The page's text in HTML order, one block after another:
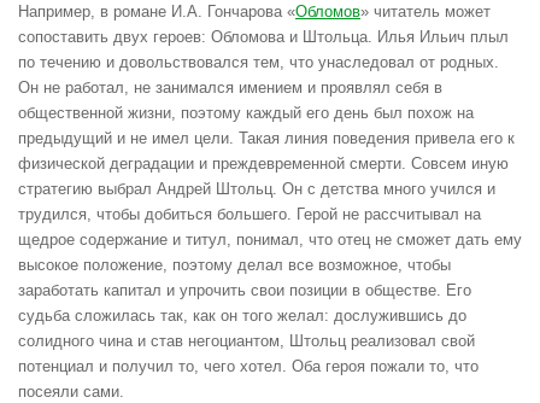
Например, в романе И.А. Гончарова «Обломов» читатель может
сопоставить двух героев: Обломова и Штольца. Илья Ильич плыл
по течению и довольствовался тем, что унаследовал от родных.
Он не работал, не занимался имением и проявлял себя в
общественной жизни, поэтому каждый его день был похож на
предыдущий и не имел цели. Такая линия поведения привела его к
физической деградации и преждевременной смерти. Совсем иную
стратегию выбрал Андрей Штольц. Он с детства много учился и
трудился, чтобы добиться большего. Герой не рассчитывал на
щедрое содержание и титул, понимал, что отец не сможет дать ему
высокое положение, поэтому делал все возможное, чтобы
заработать капитал и упрочить свои позиции в обществе. Его
судьба сложилась так, как он того желал: дослужившись до
солидного чина и став негоциантом, Штольц реализовал свой
потенциал и получил то, чего хотел. Оба героя пожали то, что
посеяли сами.